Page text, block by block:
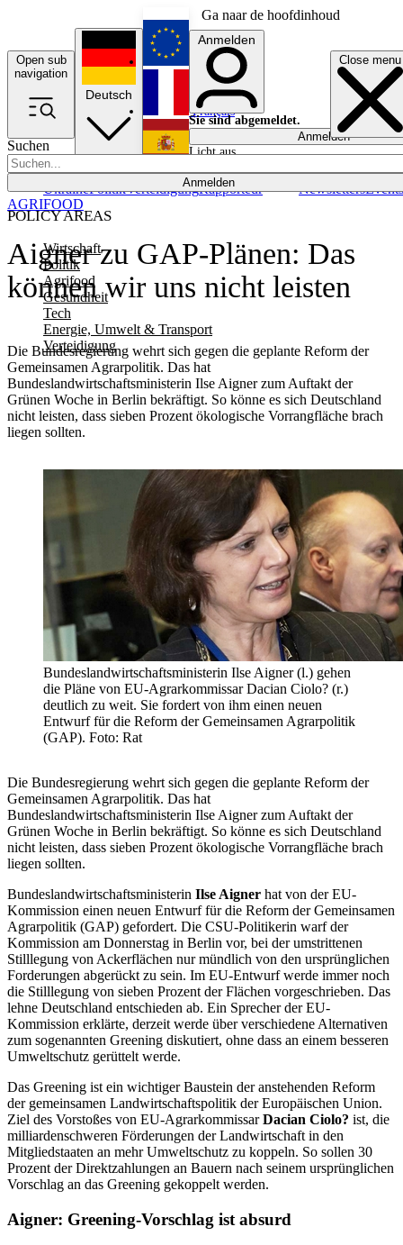
Ga naar de hoofdinhoud
Open sub
navigation
Close menu
Suchen
Anmelden
POLICY AREAS
Wirtschaft
Politik
Agrifood
Gesundheit
Tech
Energie, Umwelt & Transport
Verteidigung
UkrainePolitikVerteidigungRapporteur NewslettersEvents
Deutsch
English
Français
Anmelden
Sie sind abgemeldet.
Anmelden
Licht aus
Aigner zu GAP-Plänen: Das
können wir uns nicht leisten
Die Bundesregierung wehrt sich gegen die geplante Reform der
Gemeinsamen Agrarpolitik. Das hat
Bundeslandwirtschaftsministerin Ilse Aigner zum Auftakt der
Grünen Woche in Berlin bekräftigt. So könne es sich Deutschland
nicht leisten, dass sieben Prozent ökologische Vorrangfläche brach
liegen sollten.
AGRIFOOD
Bundeslandwirtschaftsministerin Ilse Aigner (l.) gehen
die Pläne von EU-Agrarkommissar Dacian Ciolo? (r.)
deutlich zu weit. Sie fordert von ihm einen neuen
Entwurf für die Reform der Gemeinsamen Agrarpolitik
(GAP). Foto: Rat
Die Bundesregierung wehrt sich gegen die geplante Reform der
Gemeinsamen Agrarpolitik. Das hat
Bundeslandwirtschaftsministerin Ilse Aigner zum Auftakt der
Grünen Woche in Berlin bekräftigt. So könne es sich Deutschland
nicht leisten, dass sieben Prozent ökologische Vorrangfläche brach
liegen sollten.
Bundeslandwirtschaftsministerin Ilse Aigner hat von der EU-
Kommission einen neuen Entwurf für die Reform der Gemeinsamen
Agrarpolitik (GAP) gefordert. Die CSU-Politikerin warf der
Kommission am Donnerstag in Berlin vor, bei der umstrittenen
Stilllegung von Ackerflächen nur mündlich von den ursprünglichen
Forderungen abgerückt zu sein. Im EU-Entwurf werde immer noch
die Stilllegung von sieben Prozent der Flächen vorgeschrieben. Das
lehne Deutschland entschieden ab. Ein Sprecher der EU-
Kommission erklärte, derzeit werde über verschiedene Alternativen
zum sogenannten Greening diskutiert, ohne dass an einem besseren
Umweltschutz gerüttelt werde.
Das Greening ist ein wichtiger Baustein der anstehenden Reform
der gemeinsamen Landwirtschaftspolitik der Europäischen Union.
Ziel des Vorstoßes von EU-AgrarkommissarDacian Ciolo? ist, die
milliardenschweren Förderungen der Landwirtschaft in den
Mitgliedstaaten an mehr Umweltschutz zu koppeln. So sollen 30
Prozent der Direktzahlungen an Bauern nach seinem ursprünglichen
Vorschlag an das Greening gekoppelt werden.
Aigner: Greening-Vorschlag ist absurd